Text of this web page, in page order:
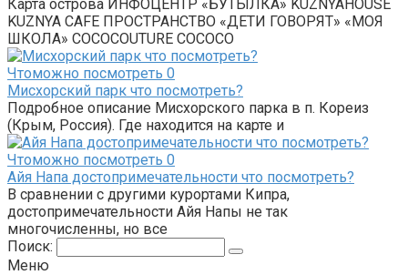
Карта острова ИНФОЦЕНТР «БУТЫЛКА» KUZNYAHOUSE
KUZNYA CAFE ПРОСТРАНСТВО «ДЕТИ ГОВОРЯТ» «МОЯ
ШКОЛА» COCOCOUTURE COCOCO
Чтоможно посмотреть 0
Мисхорский парк что посмотреть?
Подробное описание Мисхорского парка в п. Кореиз
(Крым, Россия). Где находится на карте и
Чтоможно посмотреть 0
Айя Напа достопримечательности что посмотреть?
В сравнении с другими курортами Кипра,
достопримечательности Айя Напы не так
многочисленны, но все
Поиск:
Меню